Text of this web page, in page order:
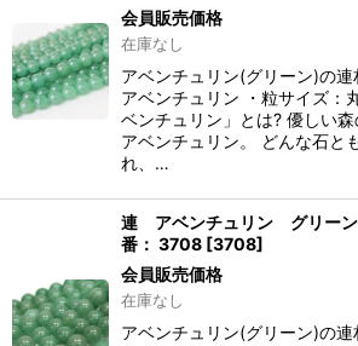
会員販売価格
在庫なし
アベンチュリン(グリーン)の連
アベンチュリン ・粒サイズ
ベンチュリン」とは? 優しい
アベンチュリン。 どんな石と
れ、…
連 アベンチュリン グリ
番： 3708 [3708]
会員販売価格
在庫なし
アベンチュリン(グリーン)の連